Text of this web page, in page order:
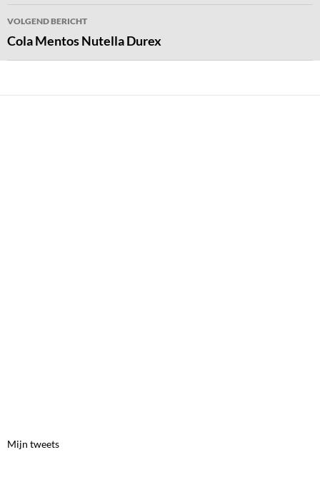
VOLGEND BERICHT
Cola Mentos Nutella Durex
Mijn tweets